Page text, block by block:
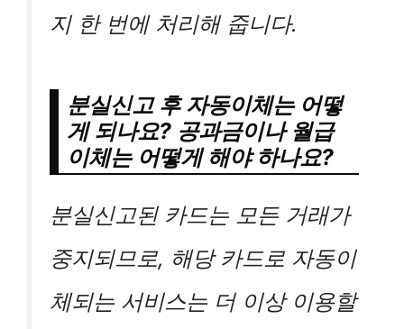
지 한 번에 처리해 줍니다.
분실신고 후 자동이체는 어떻
게 되나요? 공과금이나 월급
이체는 어떻게 해야 하나요?
분실신고된 카드는 모든 거래가
중지되므로, 해당 카드로 자동이
체되는 서비스는 더 이상 이용할